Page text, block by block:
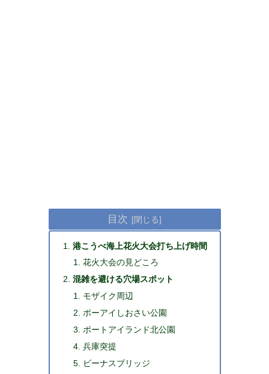
目次
港こうべ海上花火大会打ち上げ時間
花火大会の見どころ
混雑を避ける穴場スポット
モザイク周辺
ポーアイしおさい公園
ポートアイランド北公園
兵庫突提
ビーナスブリッジ